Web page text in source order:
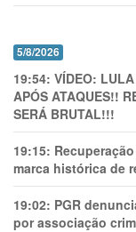
5/8/2026
19:54: VÍDEO:
APÓS ATAQUES!!
SERÁ BRUTAL!!!
19:15:
marca histórica de
19:02: PGR
por associação